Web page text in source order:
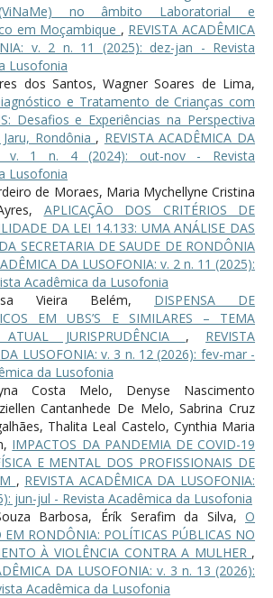
no âmbito Laboratorial e
em Moçambique , REVISTA ACADÊMICA
v. 2 n. 11 (2025): dez-jan - Revista
Lusofonia
dos Santos, Wagner Soares de Lima,
e Tratamento de Crianças com
Desafios e Experiências na Perspectiva
Rondônia , REVISTA ACADÊMICA DA
v. 1 n. 4 (2024): out-nov - Revista
Lusofonia
de Moraes, Maria Mychellyne Cristina
APLICAÇÃO DOS CRITÉRIOS DE
DA LEI 14.133: UMA ANÁLISE DAS
SECRETARIA DE SAUDE DE RONDÔNIA
DA LUSOFONIA: v. 2 n. 11 (2025):
Acadêmica da Lusofonia
Vieira Belém, DISPENSA DE
EM UBS’S E SIMILARES – TEMA
JURISPRUDÊNCIA , REVISTA
LUSOFONIA: v. 3 n. 12 (2026): fev-mar -
da Lusofonia
Costa Melo, Denyse Nascimento
Cantanhede De Melo, Sabrina Cruz
Thalita Leal Castelo, Cynthia Maria
IMPACTOS DA PANDEMIA DE COVID-19
E MENTAL DOS PROFISSIONAIS DE
, REVISTA ACADÊMICA DA LUSOFONIA:
jun-jul - Revista Acadêmica da Lusofonia
Barbosa, Érík Serafim da Silva,O
EM RONDÔNIA: POLÍTICAS PÚBLICAS NO
À VIOLÊNCIA CONTRA A MULHER ,
DA LUSOFONIA: v. 3 n. 13 (2026):
Acadêmica da Lusofonia